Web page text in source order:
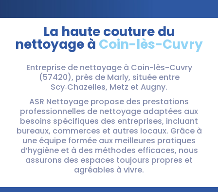
La haute couture du
nettoyage à Coin-lès-Cuvry
Entreprise de nettoyage à Coin-lès-Cuvry
(57420), près de Marly, située entre
Scy‑Chazelles, Metz et Augny.
ASR Nettoyage propose des prestations
professionnelles de nettoyage adaptées aux
besoins spécifiques des entreprises, incluant
bureaux, commerces et autres locaux. Grâce à
une équipe formée aux meilleures pratiques
d’hygiène et à des méthodes efficaces, nous
assurons des espaces toujours propres et
agréables à vivre.